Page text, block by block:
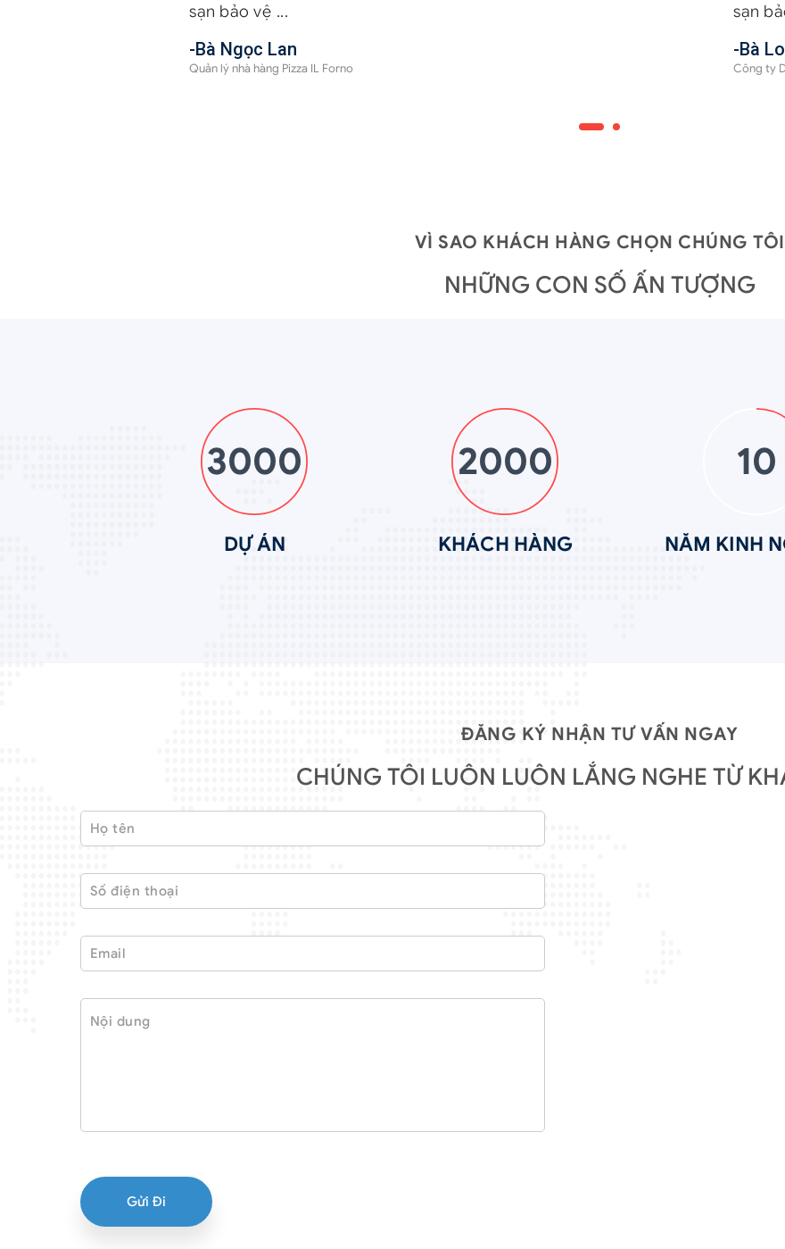
sạn bảo vệ ...
-Bà Ngọc Lan
Quản lý nhà hàng Pizza IL Forno
sạn
-Bà
Công ty
VÌ SAO KHÁCH HÀNG CHỌN CHÚNG TÔI
NHỮNG CON SỐ ẤN TƯỢNG
3000
DỰ ÁN
2000
KHÁCH HÀNG
10
NĂM KINH
ĐĂNG KÝ NHẬN TƯ VẤN NGAY
CHÚNG TÔI LUÔN LUÔN LẮNG NGHE TỪ